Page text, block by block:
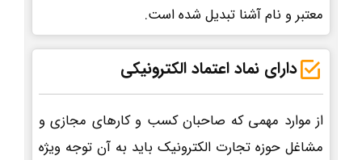
معتبر و نام آشنا تبدیل شده است.
دارای نماد اعتماد الکترونیکی
از موارد مهمی که صاحبان کسب و کارهای مجازی و
مشاغل حوزه تجارت الکترونیک باید به آن توجه ویژه